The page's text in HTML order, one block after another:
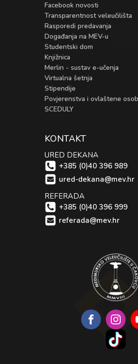
Facebook novosti
Transparentnost veleučilišta
Rasporedi predavanja
Događanja na MEV-u
Studentski dom
Knjižnica
Merlin - sustav e-učenja
Virtualna šetnja
Stipendije
Povjerenstva i ovlaštene
SCEDULY
KONTAKT
URED DEKANA
+385 (0)40 396 989
ured-dekana@mev.hr
REFERADA
+385 (0)40 396 999
referada@mev.hr